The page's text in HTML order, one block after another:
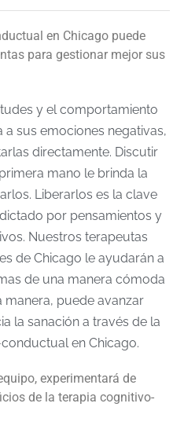
en Chicago puede
para gestionar mejor sus
y el comportamiento
a sus emociones negativas,
directamente. Discutir
mano le brinda la
Liberarlos es la clave
por pensamientos y
Nuestros terapeutas
de Chicago le ayudarán a
de una manera cómoda
manera, puede avanzar
la sanación a través de la
en Chicago.
experimentará de
de la terapia cognitivo-